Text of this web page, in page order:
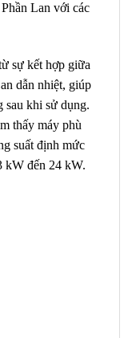
Lan với các
sự kết hợp giữa
dẫn nhiệt, giúp
sau khi sử dụng.
thấy máy phù
suất định mức
kW đến 24 kW.